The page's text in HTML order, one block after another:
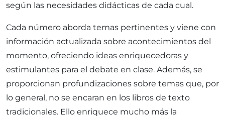
según las necesidades didácticas de cada cual.
Cada número aborda temas pertinentes y viene con
información actualizada sobre acontecimientos del
momento, ofreciendo ideas enriquecedoras y
estimulantes para el debate en clase. Además, se
proporcionan profundizaciones sobre temas que, por
lo general, no se encaran en los libros de texto
tradicionales. Ello enriquece mucho más la